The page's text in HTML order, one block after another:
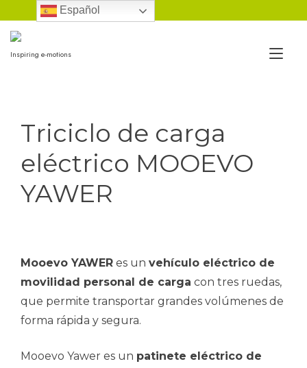
al
contenido
Inspiring e-motions
Triciclo de carga
eléctrico MOOEVO
YAWER
Mooevo YAWER es un vehículo eléctrico de
movilidad personal de carga con tres ruedas,
que permite transportar grandes volúmenes de
forma rápida y segura.
Mooevo Yawer es un patinete eléctrico de
Español